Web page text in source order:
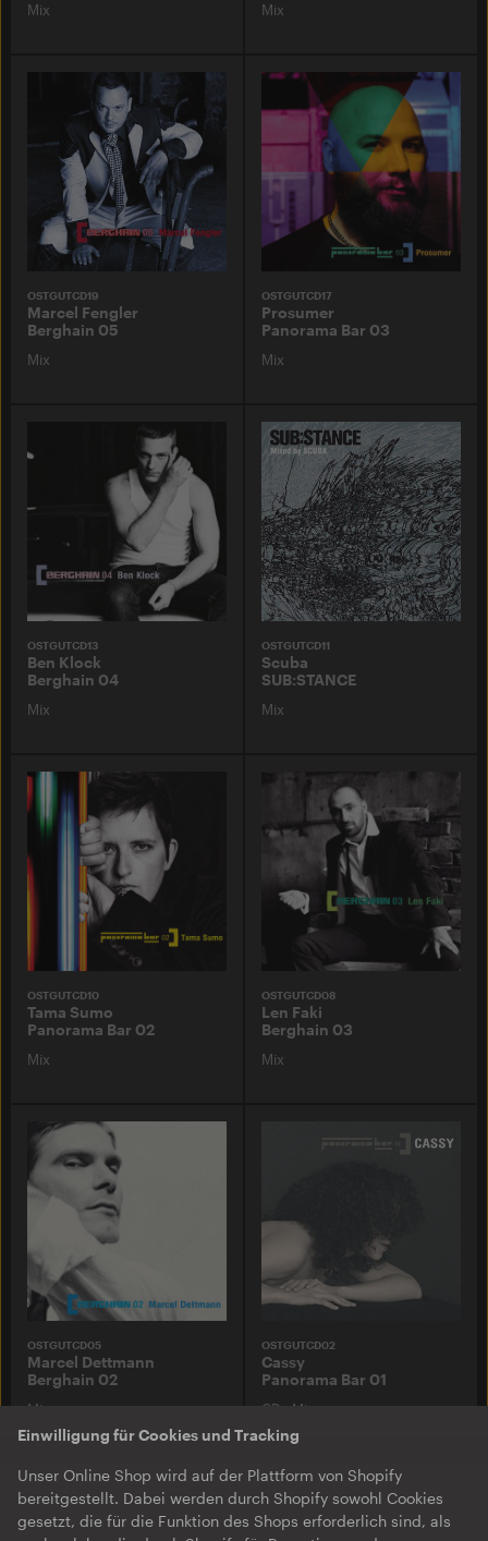
Einwilligung für Cookies und Tracking
Unser Online Shop wird auf der Plattform von Shopify
bereitgestellt. Dabei werden durch Shopify sowohl Cookies
gesetzt, die für die Funktion des Shops erforderlich sind, als
Mix Mix
OSTGUTCD19
Marcel Fengler
Berghain 05
Mix
OSTGUTCD17
Prosumer
Panorama Bar 03
Mix
OSTGUTCD13
Ben Klock
Berghain 04
Mix
OSTGUTCD11
Scuba
SUB:STANCE
Mix
OSTGUTCD10
Tama Sumo
Panorama Bar 02
Mix
OSTGUTCD08
Len Faki
Berghain 03
Mix
OSTGUTCD05
Marcel Dettmann
Berghain 02
Mix
OSTGUTCD02
Cassy
Panorama Bar 01
CD Mix